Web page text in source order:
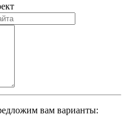
вам варианты: